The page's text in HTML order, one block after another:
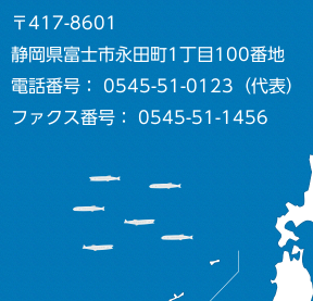
〒417-8601
静岡県富士市永田町1丁目100番地
電話番号： 0545-51-0123（代表）
ファクス番号： 0545-51-1456